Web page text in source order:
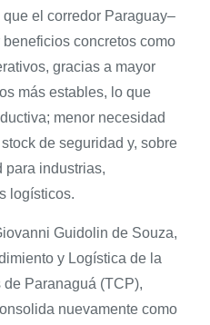
el corredor Paraguay–
concretos como
gracias a mayor
más estables, lo que
menor necesidad
de seguridad y, sobre
para industrias,
logísticos.
Guidolin de Souza,
y Logística de la
Paranaguá (TCP),
nuevamente como